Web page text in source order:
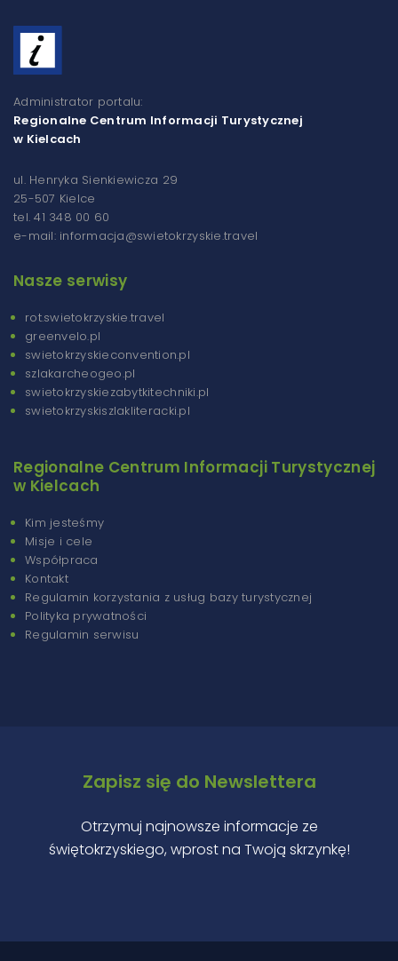
Administrator portalu:
Regionalne Centrum Informacji Turystycznej
w Kielcach
ul. Henryka Sienkiewicza 29
25-507 Kielce
tel. 41 348 00 60
e-mail: informacja@swietokrzyskie.travel
Nasze serwisy
rot.swietokrzyskie.travel
greenvelo.pl
swietokrzyskieconvention.pl
szlakarcheogeo.pl
swietokrzyskiezabytkitechniki.pl
swietokrzyskiszlakliteracki.pl
Regionalne Centrum Informacji Turystycznej
w Kielcach
Kim jesteśmy
Misje i cele
Współpraca
Kontakt
Regulamin korzystania z usług bazy turystycznej
Polityka prywatności
Regulamin serwisu
Zapisz się do Newslettera
Otrzymuj najnowsze informacje ze
świętokrzyskiego, wprost na Twoją skrzynkę!